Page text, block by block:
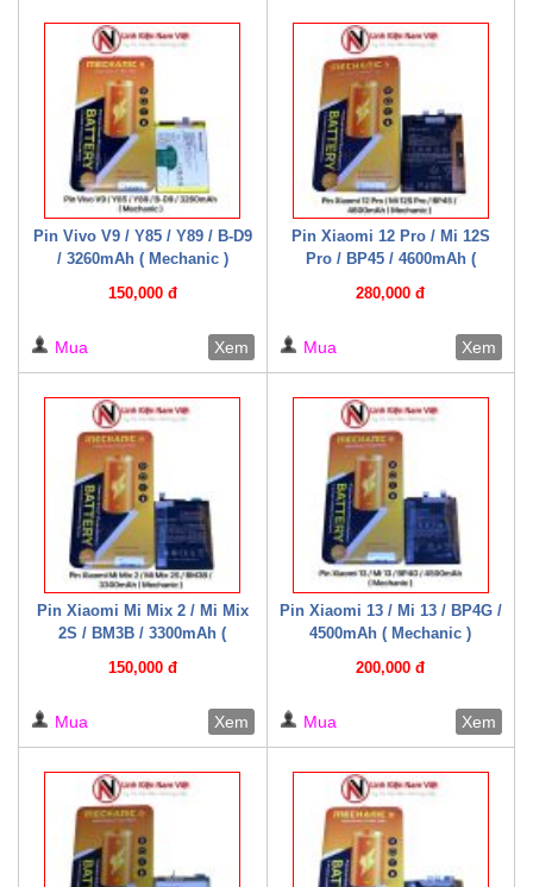
Pin Vivo V9 / Y85 / Y89 / B-D9
/ 3260mAh ( Mechanic )
150,000 đ
Mua Xem
Pin Xiaomi 12 Pro / Mi 12S
Pro / BP45 / 4600mAh (
280,000 đ
Mua Xem
Pin Xiaomi Mi Mix 2 / Mi Mix
2S / BM3B / 3300mAh (
150,000 đ
Mua Xem
Pin Xiaomi 13 / Mi 13 / BP4G /
4500mAh ( Mechanic )
200,000 đ
Mua Xem